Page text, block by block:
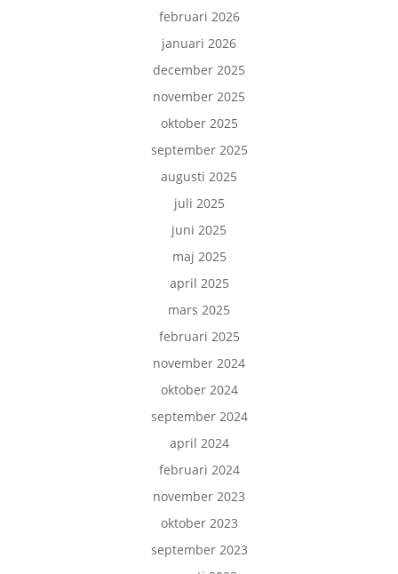
februari 2026
januari 2026
december 2025
november 2025
oktober 2025
september 2025
augusti 2025
juli 2025
juni 2025
maj 2025
april 2025
mars 2025
februari 2025
november 2024
oktober 2024
september 2024
april 2024
februari 2024
november 2023
oktober 2023
september 2023